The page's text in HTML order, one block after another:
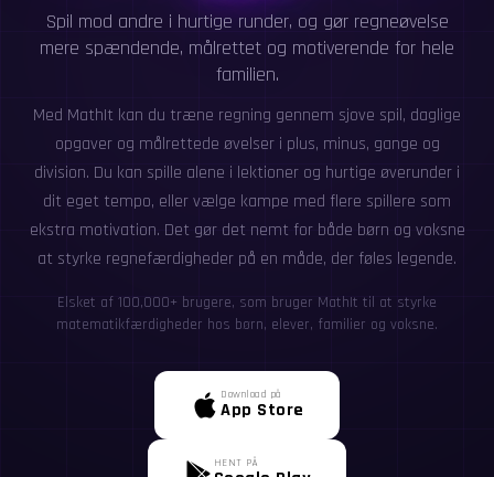
Spil mod andre i hurtige runder, og gør regneøvelse
mere spændende, målrettet og motiverende for hele
familien.
Med MathIt kan du træne regning gennem sjove spil, daglige
opgaver og målrettede øvelser i plus, minus, gange og
division. Du kan spille alene i lektioner og hurtige øverunder i
dit eget tempo, eller vælge kampe med flere spillere som
ekstra motivation. Det gør det nemt for både børn og voksne
at styrke regnefærdigheder på en måde, der føles legende.
Elsket af 100,000+ brugere, som bruger MathIt til at styrke
matematikfærdigheder hos børn, elever, familier og voksne.
Download på
App Store
HENT PÅ